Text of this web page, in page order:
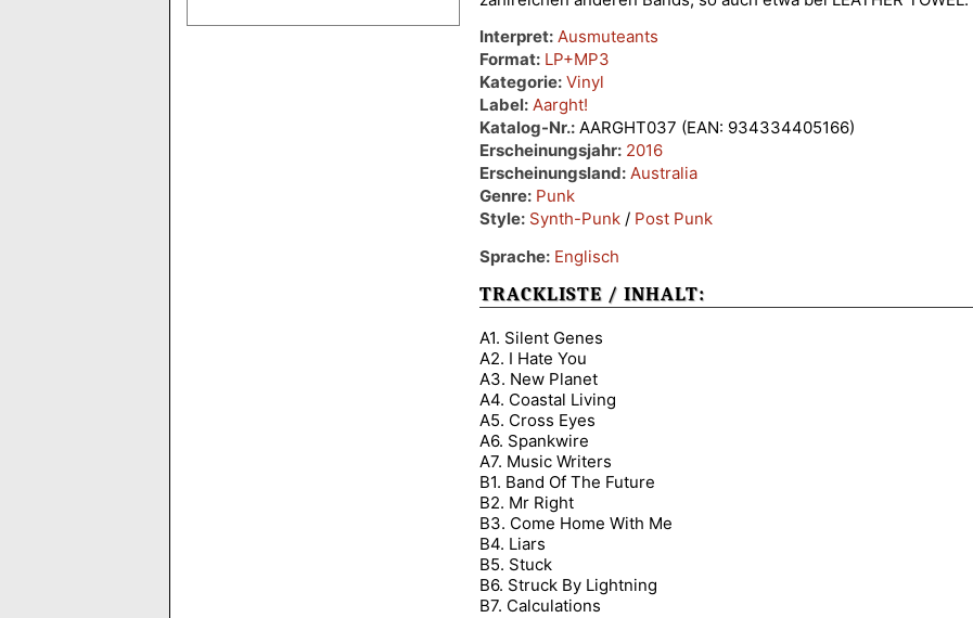
Interpret: Ausmuteants
Format: LP+MP3
Kategorie: Vinyl
Label: Aarght!
Katalog-Nr.: AARGHT037 (EAN: 934334405166)
Erscheinungsjahr: 2016
Erscheinungsland: Australia
Genre: Punk
Style: Synth-Punk / Post Punk
Sprache: Englisch
TRACKLISTE / INHALT:
A1. Silent Genes
A2. I Hate You
A3. New Planet
A4. Coastal Living
A5. Cross Eyes
A6. Spankwire
A7. Music Writers
B1. Band Of The Future
B2. Mr Right
B3. Come Home With Me
B4. Liars
B5. Stuck
B6. Struck By Lightning
B7. Calculations